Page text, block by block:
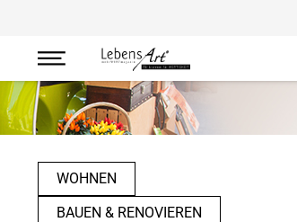
WOHNEN
BAUEN & RENOVIEREN